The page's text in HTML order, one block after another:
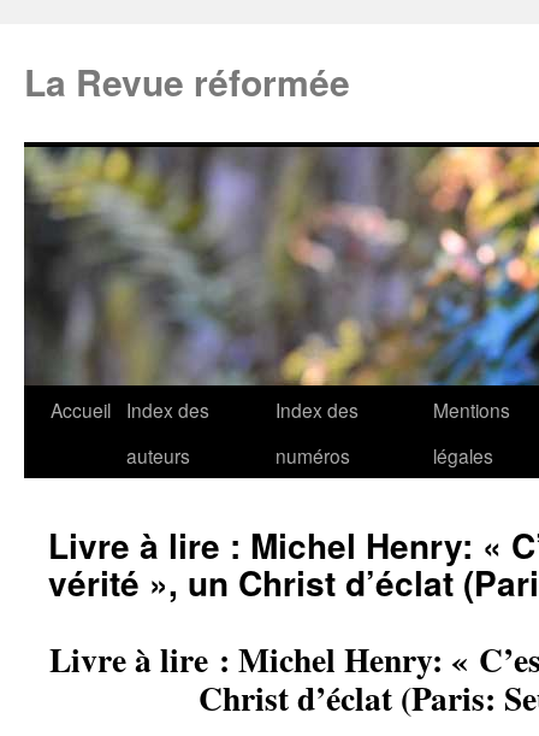
La Revue réformée
Accueil
Index des
auteurs
Index des
numéros
Mentions
légales
Livre à lire : Michel Henry: «
vérité », un Christ d’éclat
Livre à lire : Michel Henry: «
Christ d’éclat (Paris: